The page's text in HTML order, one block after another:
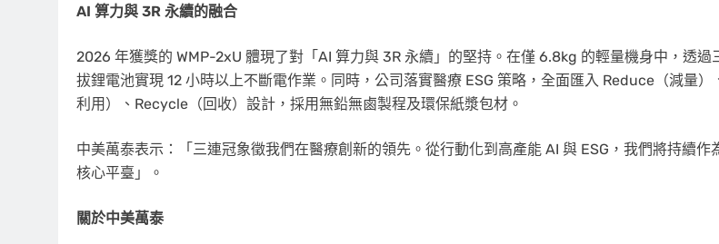
AI 算力與 3R 永續的融合
2026 年獲獎的 WMP-2xU 體現了對「AI 算力與 3R 永續」的堅持。在僅 6.8kg 的輕量機身中，透過
拔鋰電池實現 12 小時以上不斷電作業。同時，公司落實醫療 ESG 策略，全面匯入 Reduce（減量）
利用）、Recycle（回收）設計，採用無鉛無鹵製程及環保紙漿包材。
中美萬泰表示：「三連冠象徵我們在醫療創新的領先。從行動化到高產能 AI 與 ESG，我們將持續作
核心平臺」。
關於中美萬泰